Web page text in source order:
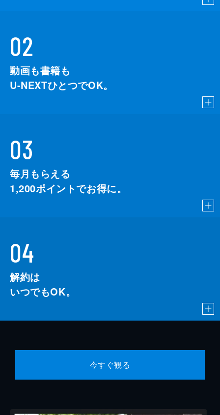
02
動画も書籍も
U-NEXTひとつでOK。
03
毎月もらえる
1,200ポイントでお得に。
04
解約は
いつでもOK。
今すぐ観る